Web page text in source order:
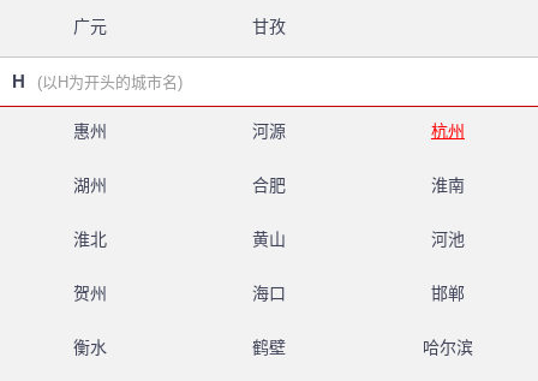
广元 甘孜
H (以H为开头的城市名)
惠州 河源 杭州
湖州 合肥 淮南
淮北 黄山 河池
贺州 海口 邯郸
衡水 鹤壁 哈尔滨